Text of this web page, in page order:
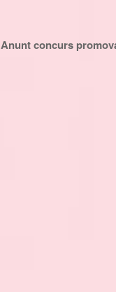
Anunt concurs